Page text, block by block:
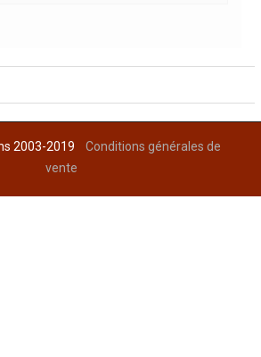
2003-2019Conditions générales de
vente